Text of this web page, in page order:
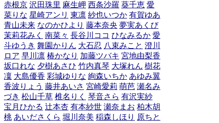
赤根京 沢田珠里 麻生岬 西条沙羅 葵千恵 愛
菜りな 星崎アンリ 東凛 紗也いつか 有賀ゆあ
青山未来 なのかひより 藤本奈央 夢実あくび
茉莉花みく 南菜々 長谷川ココ ひなみるか 愛
斗ゆうき 舞園かりん 大石忍 八束みこと 澄川
ロア 早川凛 椿かなり 加藤ツバキ 宮地由梨香
坂口れな 夕樹あさひ 竹内真琴 大塚れん 樹花
凜 大島優香 彩城ゆりな 絢森いちか あゆみ翼
香波りょう 藤井あいさ 宮崎愛莉 萌芭 瀬名み
づき 松山千草 椎名りく 琴音さら 有沢実紗
宝月ひかる 辻本杏 有本紗世 瀬奈まお 柏木胡
桃 あいださくら 堀川奈美 稲森しほり 原ちと